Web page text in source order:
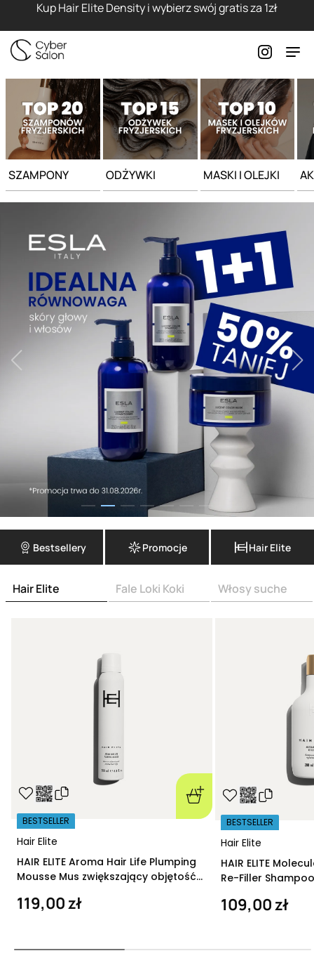
Kup Hair Elite Density i wybierz swój gratis za 1zł
SZAMPONY ODŻYWKI MASKI I OLEJKI
Bestsellery Promocje Hair Elite
Hair Elite Fale Loki Koki Włosy suche
Hair Elite
BESTSELLER
HAIR ELITE Aroma Hair Life Plumping
Mousse Mus zwiększający objętość
119,00 zł
Hair Elite
BESTSELLER
HAIR ELITE
Re-Filler
109,00 zł
Strona główna - Cyber Salon